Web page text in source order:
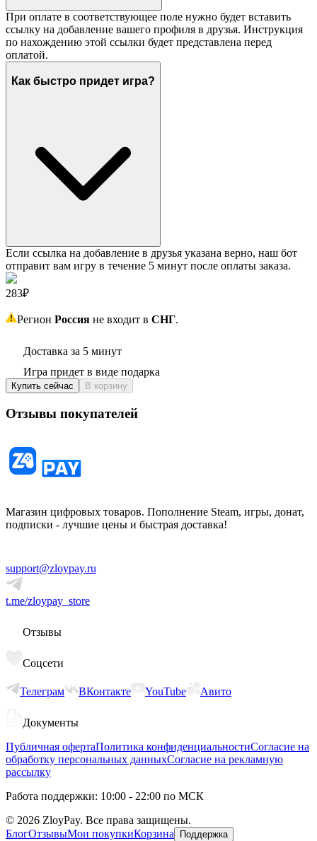
При оплате в соответствующее поле нужно будет вставить
ссылку на добавление вашего профиля в друзья. Инструкция
по нахождению этой ссылки будет представлена перед
оплатой.
Как быстро придет игра?
Если ссылка на добавление в друзья указана верно, наш бот
отправит вам игру в течение 5 минут после оплаты заказа.
283₽
Регион Россия не входит в СНГ.
Доставка за 5 минут
Игра придет в виде подарка
Купить сейчас В корзину
Отзывы покупателей
Магазин цифровых товаров. Пополнение Steam, игры, донат,
подписки - лучшие цены и быстрая доставка!
support@zloypay.ru
t.me/zloypay_store
Отзывы
Соцсети
Телеграм ВКонтакте YouTube Авито
Документы
Публичная офертаПолитика конфиденциальностиСогласие на
обработку персональных данныхСогласие на рекламную
рассылку
Работа поддержки: 10:00 - 22:00 по МСК
© 2026 ZloyPay. Все права защищены.
БлогОтзывыМои покупкиКорзина Поддержка